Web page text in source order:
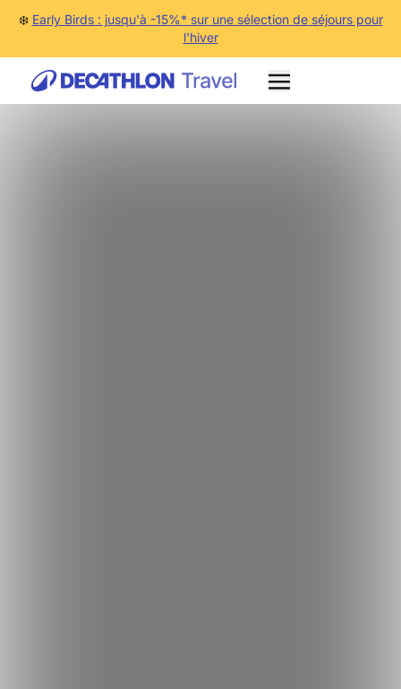
❄️ Early Birds : jusqu'à -15%* sur une sélection de séjours pour
l'hiver